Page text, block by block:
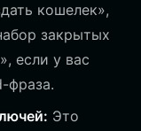
кошелек»,
закрытых
если у вас
фраза.
Это